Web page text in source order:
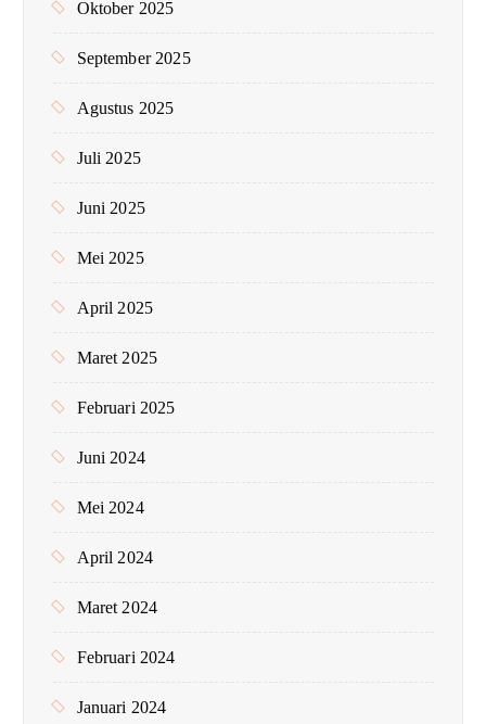
Oktober 2025
September 2025
Agustus 2025
Juli 2025
Juni 2025
Mei 2025
April 2025
Maret 2025
Februari 2025
Juni 2024
Mei 2024
April 2024
Maret 2024
Februari 2024
Januari 2024